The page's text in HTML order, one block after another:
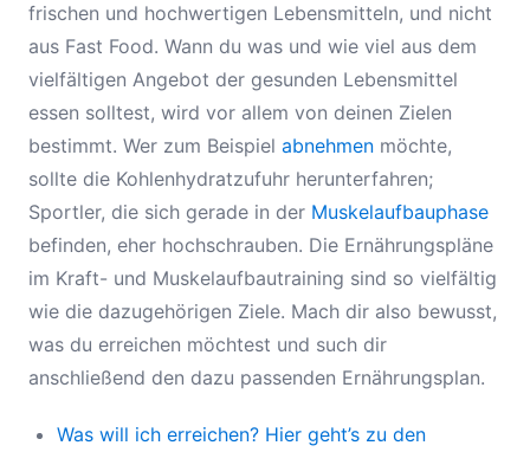
frischen und hochwertigen Lebensmitteln, und nicht
aus Fast Food. Wann du was und wie viel aus dem
vielfältigen Angebot der gesunden Lebensmittel
essen solltest, wird vor allem von deinen Zielen
bestimmt. Wer zum Beispiel abnehmen möchte,
sollte die Kohlenhydratzufuhr herunterfahren;
Sportler, die sich gerade in der Muskelaufbauphase
befinden, eher hochschrauben. Die Ernährungspläne
im Kraft- und Muskelaufbautraining sind so vielfältig
wie die dazugehörigen Ziele. Mach dir also bewusst,
was du erreichen möchtest und such dir
anschließend den dazu passenden Ernährungsplan.
Was will ich erreichen? Hier geht’s zu den